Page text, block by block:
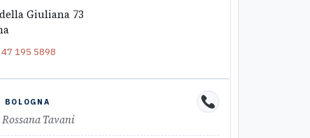
Giuliana 73
195 5898
BOLOGNA
Tavani